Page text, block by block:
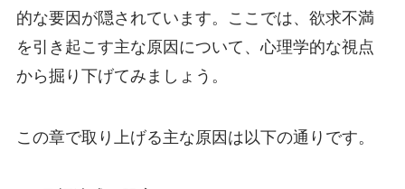
的な要因が隠されています。ここでは、欲求不満
を引き起こす主な原因について、心理学的な視点
から掘り下げてみましょう。
この章で取り上げる主な原因は以下の通りです。